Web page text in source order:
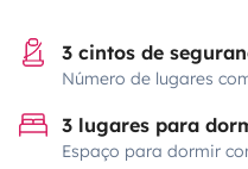
3 cintos de
Número de lugares
3 lugares para
Espaço para dormir